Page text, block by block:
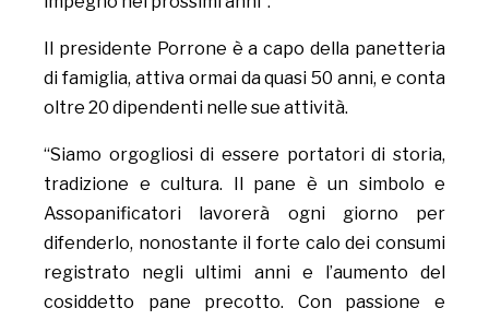
Il presidente Porrone è a capo della panetteria
di famiglia, attiva ormai da quasi 50 anni, e conta
oltre 20 dipendenti nelle sue attività.
“Siamo orgogliosi di essere portatori di storia,
tradizione e cultura. Il pane è un simbolo e
Assopanificatori lavorerà ogni giorno per
difenderlo, nonostante il forte calo dei consumi
registrato negli ultimi anni e l’aumento del
cosiddetto pane precotto. Con passione e